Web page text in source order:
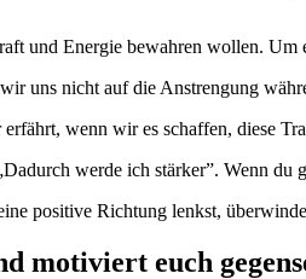
und Energie bewahren wollen.
uns nicht auf die Anstrengung
wenn wir es schaffen, diese
werde ich stärker”. Wenn
positive Richtung lenkst,
motiviert euch